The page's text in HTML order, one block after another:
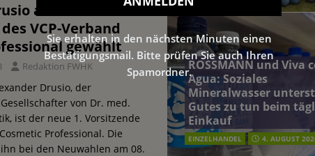
als neuer 1.
VCP-Verband
gewählt
Redaktion FWHK
Drusio, der
von Dr. med.
ist der neue 1. Vorsitzende
Professional. Die
bei den Neuwahlen am 08.
ROSSMANN und Viva
Agua: Soziales
Mineralwasser
Gutes zu tun beim
Einkauf
EINZELHANDEL 4. AUGUST
Sie erhalten in den nächsten Minuten einen
Bestätigungsmail. Bitte prüfen Sie auch Ihren
Spamordner.